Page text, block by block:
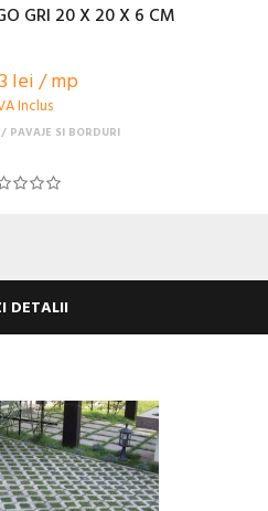
GRI 20 X 20 X 6 CM
lei / mp
Inclus
PAVAJE SI BORDURI
DETALII